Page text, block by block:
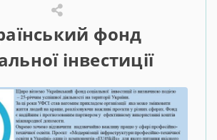
фонд
інвестиції